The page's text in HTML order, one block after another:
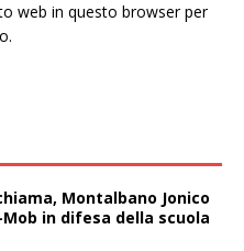
web in questo browser per
Montalbano Jonico
in difesa della scuola